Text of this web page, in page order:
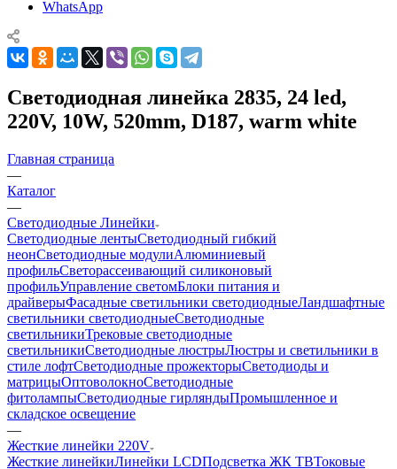
WhatsApp
Светодиодная линейка 2835, 24 led,
220V, 10W, 520mm, D187, warm white
Главная страница
—
Каталог
—
Светодиодные Линейки
Светодиодные лентыСветодиодный гибкий
неонСветодиодные модулиАлюминиевый
профильСветорассеивающий силиконовый
профильУправление светомБлоки питания и
драйверыФасадные светильники светодиодныеЛандшафтные
светильники светодиодныеСветодиодные
светильникиТрековые светодиодные
светильникиСветодиодные люстрыЛюстры и светильники в
стиле лофтСветодиодные прожекторыСветодиоды и
матрицыОптоволокноСветодиодные
фитолампыСветодиодные гирляндыПромышленное и
складское освещение
—
Жесткие линейки 220V
Жесткие линейкиЛинейки LCDПодсветка ЖК ТВТоковые